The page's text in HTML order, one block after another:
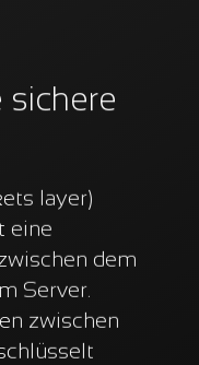
sichere
layer)
eine
dem
Server.
zwischen